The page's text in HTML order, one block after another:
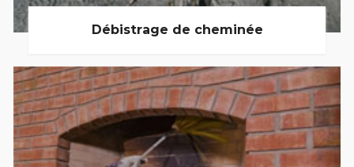
Débistrage de cheminée